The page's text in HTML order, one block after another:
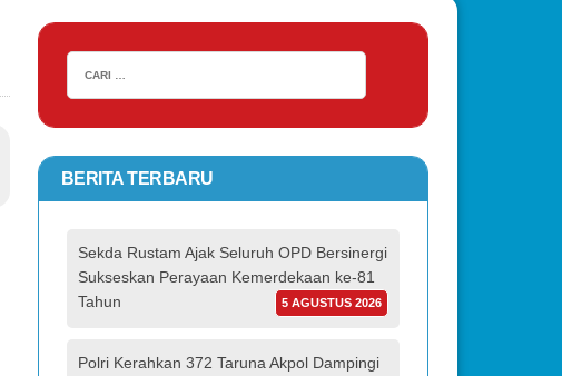
BERITA TERBARU
Sekda Rustam Ajak Seluruh OPD Bersinergi
Sukseskan Perayaan Kemerdekaan ke-81
Tahun
5 AGUSTUS 2026
Polri Kerahkan 372 Taruna Akpol Dampingi